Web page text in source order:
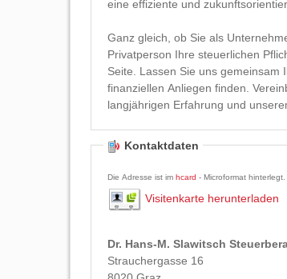
eine effiziente und
Ganz gleich, ob Sie als
Privatperson Ihre steuerlichen
Seite. Lassen Sie uns gemeinsam
finanziellen Anliegen finden.
langjährigen Erfahrung und
Kontaktdaten
Die Adresse ist im hcard - Microformat hinterlegt.
Visitenkarte herunterladen
Dr. Hans-M. Slawitsch
Strauchergasse 16